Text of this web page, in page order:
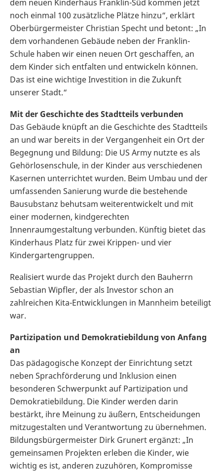
dem neuen Kinderhaus Franklin-Süd kommen jetzt
noch einmal 100 zusätzliche Plätze hinzu“, erklärt
Oberbürgermeister Christian Specht und betont: „In
dem vorhandenen Gebäude neben der Franklin-
Schule haben wir einen neuen Ort geschaffen, an
dem Kinder sich entfalten und entwickeln können.
Das ist eine wichtige Investition in die Zukunft
unserer Stadt.“
Mit der Geschichte des Stadtteils verbunden
Das Gebäude knüpft an die Geschichte des Stadtteils
an und war bereits in der Vergangenheit ein Ort der
Begegnung und Bildung: Die US Army nutzte es als
Gehörlosenschule, in der Kinder aus verschiedenen
Kasernen unterrichtet wurden. Beim Umbau und der
umfassenden Sanierung wurde die bestehende
Bausubstanz behutsam weiterentwickelt und mit
einer modernen, kindgerechten
Innenraumgestaltung verbunden. Künftig bietet das
Kinderhaus Platz für zwei Krippen- und vier
Kindergartengruppen.
Realisiert wurde das Projekt durch den Bauherrn
Sebastian Wipfler, der als Investor schon an
zahlreichen Kita-Entwicklungen in Mannheim beteiligt
war.
Partizipation und Demokratiebildung von Anfang
an
Das pädagogische Konzept der Einrichtung setzt
neben Sprachförderung und Inklusion einen
besonderen Schwerpunkt auf Partizipation und
Demokratiebildung. Die Kinder werden darin
bestärkt, ihre Meinung zu äußern, Entscheidungen
mitzugestalten und Verantwortung zu übernehmen.
Bildungsbürgermeister Dirk Grunert ergänzt: „In
gemeinsamen Projekten erleben die Kinder, wie
wichtig es ist, anderen zuzuhören, Kompromisse